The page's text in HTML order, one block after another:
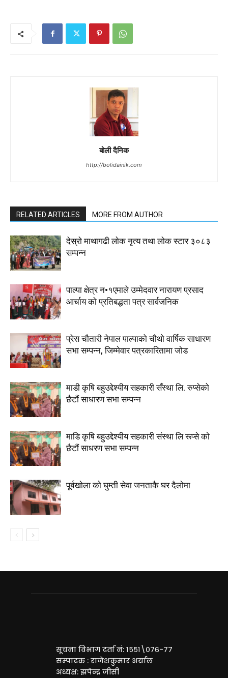
बोली दैनिक
http://bolidainik.com
RELATED ARTICLES MORE FROM AUTHOR
देस्राे माथागढी लाेक नृत्य तथा लाेक स्टार ३०८३
सम्पन्न
पाल्पा क्षेत्र न•१एमाले उम्मेदवार नारायण प्रसाद
आर्चाय काे प्रतिबद्धता पत्र सार्वजनिक
प्रेस चौतारी नेपाल पाल्पाको चौथो वार्षिक साधारण
सभा सम्पन्न, जिम्मेवार पत्रकारितामा जोड
माडी कृषि बहुउद्देश्यीय सहकारी सँस्था लि. रुप्सेको
छैटाैं साधारण सभा सम्पन्न
माडि कृषि बहुउद्देश्यीय सहकारी संस्था लि रूप्से काे
छैटाैं साधरण सभा सम्पन्न
पूर्बखाेला काे घुम्ती सेवा जनताकै घर दैलाेमा
सूचना विभाग दर्ता नं: १५५१\०७६-७७
सम्पादक : राजेशकुमार अर्याल
अध्यक्ष: झपेन्द्र जीसी